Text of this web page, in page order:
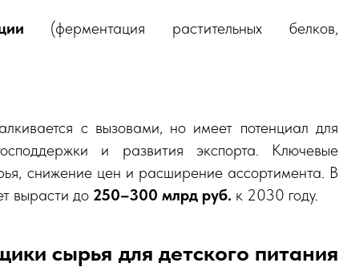
(ферментация растительных белков,
с вызовами, но имеет потенциал для
и развития экспорта. Ключевые
снижение цен и расширение ассортимента. В
вырасти до 250–300 млрд руб. к 2030 году.
сырья для детского питания